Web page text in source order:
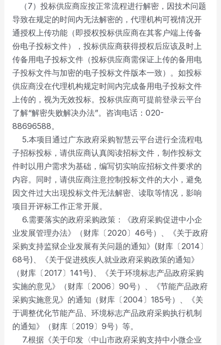
（7）投标供应商应按正常流程进行解密，因技术问题
导致在规定的时间内无法解密的，代理机构可视情况开
通授权上传功能（即授权投标供应商在其客户端上传备
份电子投标文件），投标供应商获得授权后应该及时上
传备用电子投标文件（投标供应商需保证上传的备用电
子投标文件与加密的电子投标文件版本一致）。如投标
供应商没在代理机构规定时间内完成备用电子投标文件
上传的，视为无效投标。投标供应商可提前登录云平台
了解“解密失败解决办法”。咨询电话：020-
88696588。
5.本项目通过广东政府采购智慧云平台进行全流程电
子招标投标，请供应商认真阅读招标文件，制作投标文
件时以用户需求为基础，编写切实响应招标文件要求的
内容。同时，请供应商注意控制投标文件的大小，避免
因文件过大出现投标文件无法解密、读取等情况，影响
项目开评标工作正常开展。
6.需要落实的政府采购政策：《政府采购促进中小企
业发展管理办法》（财库〔2020〕46号）、《关于政府
采购支持监狱企业发展有关问题的通知》(财库〔2014〕
68号)、《关于促进残疾人就业政府采购政策的通知》
（财库〔2017〕141号)、《关于环境标志产品政府采购
实施的意见》（财库〔2006〕90号）、《节能产品政府
采购实施意见》的通知（财库〔2004〕185号）、《关
于调整优化节能产品、环境标志产品政府采购执行机制
的通知》（财库〔2019〕9号）等。
7.根据《关于印发〈中山市政府采购支持中小微企业